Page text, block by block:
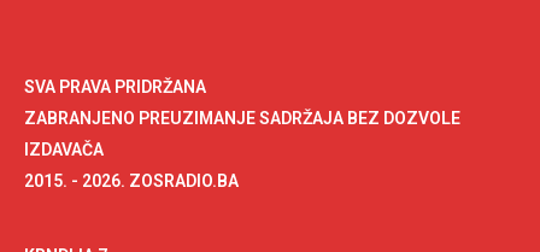
SVA PRAVA PRIDRŽANA
ZABRANJENO PREUZIMANJE SADRŽAJA BEZ DOZVOLE
IZDAVAČA
2015. - 2026. ZOSRADIO.BA